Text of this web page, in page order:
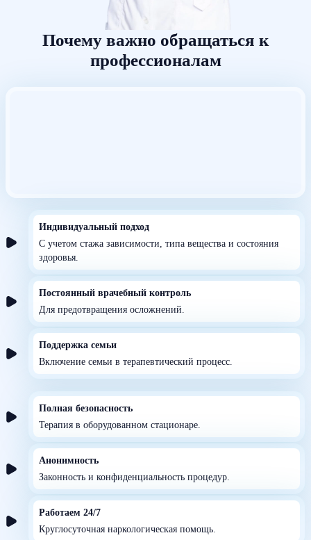
Индивидуальный подход
С учетом стажа зависимости, типа вещества и состояния
здоровья.
Постоянный врачебный контроль
Для предотвращения осложнений.
Поддержка семьи
Включение семьи в терапевтический процесс.
Почему важно обращаться к
профессионалам
Полная безопасность
Терапия в оборудованном стационаре.
Анонимность
Законность и конфиденциальность процедур.
Работаем 24/7
Круглосуточная наркологическая помощь.